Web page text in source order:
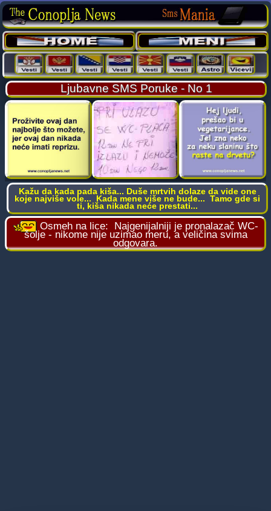
Ljubavne SMS Poruke - No 1
Kažu da kada pada kiša... Duše mrtvih dolaze da vide one
koje najviše vole... Kada mene više ne bude... Tamo gde si
ti, kiša nikada neće prestati...
Osmeh na lice: Najgenijalniji je pronalazač WC-
šolje - nikome nije uzimao meru, a veličina svima
odgovara.